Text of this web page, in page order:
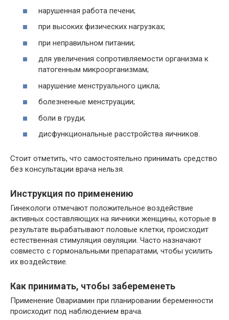
нарушенная работа печени;
при высоких физических нагрузках;
при неправильном питании;
для увеличения сопротивляемости организма к
патогенным микроорганизмам;
нарушение менструального цикла;
болезненные менструации;
боли в груди;
дисфункциональные расстройства яичников.
Стоит отметить, что самостоятельно принимать средство
без консультации врача нельзя.
Инструкция по применению
Гинекологи отмечают положительное воздействие
активных составляющих на яичники женщины, которые в
результате вырабатывают половые клетки, происходит
естественная стимуляция овуляции. Часто назначают
совместо с гормональными препаратами, чтобы усилить
их воздействие.
Как принимать, чтобы забеременеть
Применение Овариамин при планировании беременности
происходит под наблюдением врача.